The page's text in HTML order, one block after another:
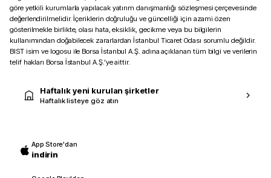
göre yetkili kurumlarla yapılacak yatırım danışmanlığı sözleşmesi çerçevesinde
değerlendirilmelidir. İçeriklerin doğruluğu ve güncelliği için azami özen
gösterilmekle birlikte, olası hata, eksiklik, gecikme veya bu bilgilerin
kullanımından doğabilecek zararlardan İstanbul Ticaret Odası sorumlu değildir.
BIST isim ve logosu ile Borsa İstanbul A.Ş. adına açıklanan tüm bilgi ve verilerin
telif hakları Borsa İstanbul A.Ş.’ye aittir.
Haftalık yeni kurulan şirketler
Haftalık listeye göz atın
App Store'dan
indirin